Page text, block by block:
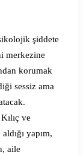
şiddete
merkezine
korumak
sessiz ama
ve
yapım,
aile